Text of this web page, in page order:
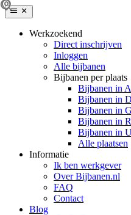
Werkzoekend
Direct inschrijven
Inloggen
Alle bijbanen
Bijbanen per plaats
Bijbanen in
Bijbanen in
Bijbanen in
Bijbanen in
Bijbanen in
Alle plaatsen
Informatie
Ik ben werkgever
Over Bijbanen.nl
FAQ
Contact
Blog